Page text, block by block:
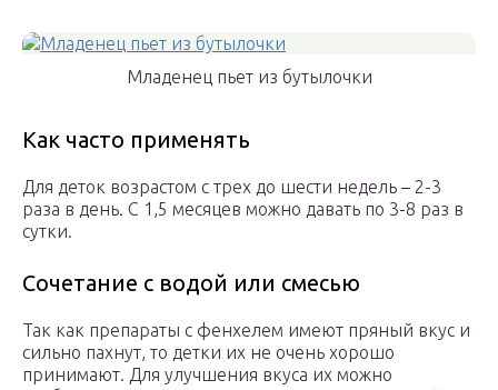
Младенец пьет из бутылочки
Как часто применять
Для деток возрастом с трех до шести недель – 2-3
раза в день. С 1,5 месяцев можно давать по 3-8 раз в
сутки.
Сочетание с водой или смесью
Так как препараты с фенхелем имеют пряный вкус и
сильно пахнут, то детки их не очень хорошо
принимают. Для улучшения вкуса их можно